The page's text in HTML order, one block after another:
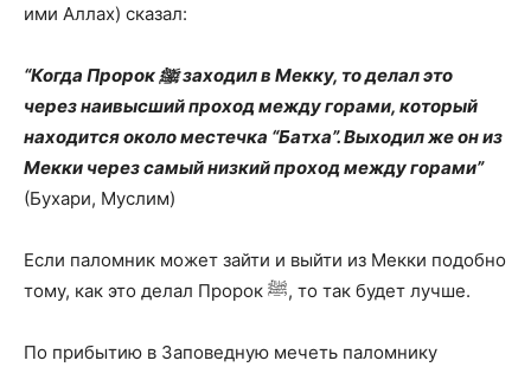
ими Аллах) сказал:
“Когда Пророк ﷺ заходил в Мекку, то делал это
через наивысший проход между горами, который
находится около местечка “Батха”. Выходил же он из
Мекки через самый низкий проход между горами”
(Бухари, Муслим)
Если паломник может зайти и выйти из Мекки подобно
тому, как это делал Пророк ﷺ, то так будет лучше.
По прибытию в Заповедную мечеть паломнику